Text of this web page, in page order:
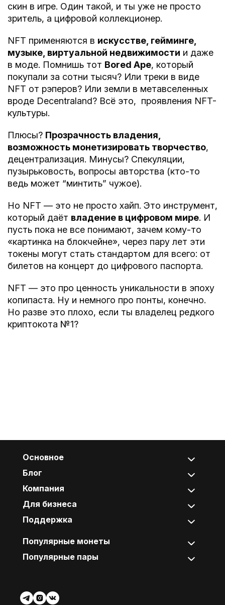
скин в игре. Один такой, и ты уже не просто
зритель, а цифровой коллекционер.
NFT применяются в искусстве, гейминге,
музыке, виртуальной недвижимости и даже
в моде. Помнишь тот Bored Ape, который
покупали за сотни тысяч? Или треки в виде
NFT от рэперов? Или земли в метавселенных
вроде Decentraland? Всё это, проявления NFT-
культуры.
Плюсы? Прозрачность владения,
возможность монетизировать творчество,
децентрализация. Минусы? Спекуляции,
пузырьковость, вопросы авторства (кто-то
ведь может “минтить” чужое).
Но NFT — это не просто хайп. Это инструмент,
который даёт владение в цифровом мире. И
пусть пока не все понимают, зачем кому-то
«картинка на блокчейне», через пару лет эти
токены могут стать стандартом для всего: от
билетов на концерт до цифрового паспорта.
NFT — это про ценность уникальности в эпоху
копипаста. Ну и немного про понты, конечно.
Но разве это плохо, если ты владелец редкого
криптокота №1?
Основное
Блог
Компания
Для бизнеса
Поддержка
Популярные монеты
Популярные пары